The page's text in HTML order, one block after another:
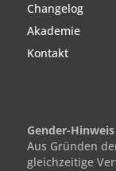
Changelog
Akademie
Kontakt
Gender-Hinweis
Aus Gründen
gleichzeitige